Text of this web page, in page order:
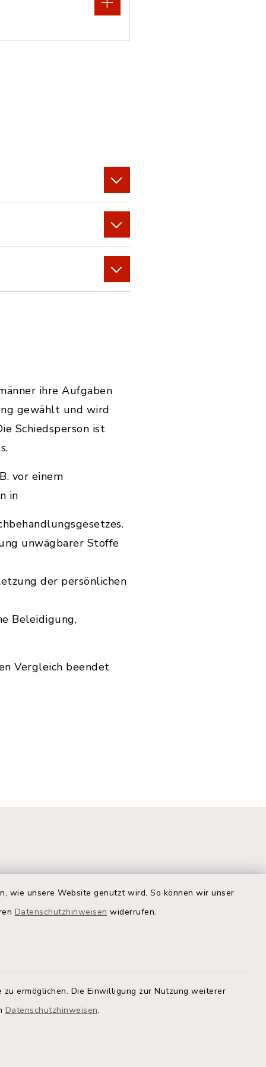
wie unsere Website genutzt wird. So können wir unser
Datenschutzhinweisen widerrufen.
ermöglichen. Die Einwilligung zur Nutzung weiterer
Datenschutzhinweisen.
ihre Aufgaben
gewählt und wird
Schiedsperson ist
vor einem
in
unwägbarer Stoffe
der persönlichen
Beleidigung,
Vergleich beendet
um
Kita-Portal